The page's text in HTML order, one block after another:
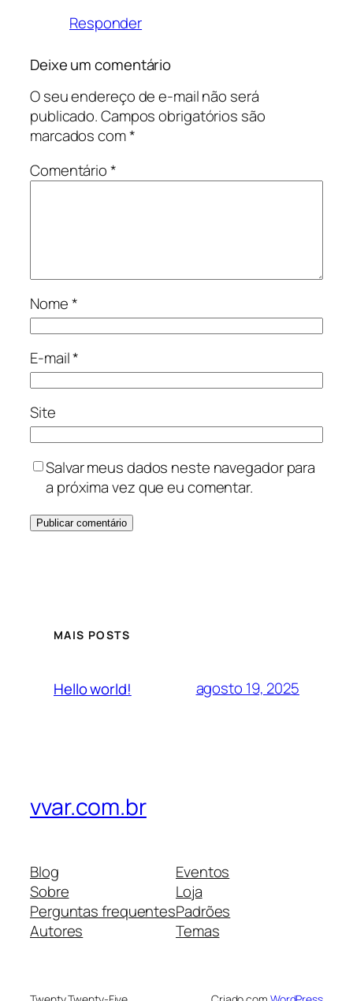
Responder
Deixe um comentário
O seu endereço de e-mail não será
publicado.Campos obrigatórios são
marcados com*
Comentário*
Nome*
E-mail*
Site
Salvar meus dados neste navegador para
a próxima vez que eu comentar.
MAIS POSTS
Hello world! agosto 19, 2025
vvar.com.br
Blog
Sobre
Perguntas frequentes
Autores
Eventos
Loja
Padrões
Temas